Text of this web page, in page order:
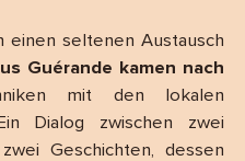
einen seltenen Austausch
Guérande kamen nach
mit den lokalen
Dialog zwischen zwei
Geschichten, dessen